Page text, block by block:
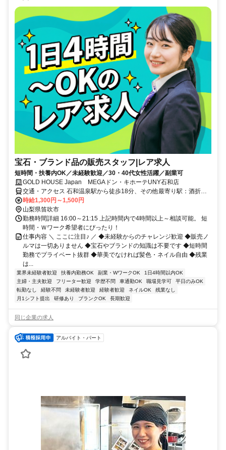
宝石・ブランド品の販売スタッフ|レア求人
短時間・扶養内OK／未経験歓迎／30・40代女性活躍／副業可
GOLD HOUSE Japan MEGAドン・キホーテUNY石和店
交通・アクセス 石和温泉駅から徒歩18分、その他最寄り駅：酒折
駅・春日居町駅
時給1,300円～1,500円
山梨県笛吹市
勤務時間詳細 16:00～21:15 上記時間内で4時間以上～相談可能。 短
時間・Ｗワーク希望者にぴったり！
仕事内容 ＼ ここに注目♪ ／ ◆未経験からのチャレンジ歓迎 ◆販売ノ
ルマは一切ありません ◆宝石やブランドの知識は不要です ◆短時間
勤務でプライベート抜群 ◆華美でなければ髪色・ネイル自由 ◆残業
は...
業界未経験者歓迎 扶養内勤務OK 副業・WワークOK
1日4時間以内OK
主婦・主夫歓迎
フリーター歓迎 学歴不問 車通勤OK 職場見学可
平日のみOK
転勤なし
経験不問 未経験者歓迎 経験者歓迎 ネイルOK
残業なし
月1シフト提出
研修あり ブランクOK 長期歓迎
同じ企業の求人
アルバイト・パート